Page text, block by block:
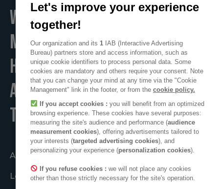
WE
MAKE
HOME
A POSITIVE PLACE
TO LIVE
Agir ensemble
Le collectif ADEO
Let's improve your experience
together!
Our organization and its 1 IAB (Interactive Advertising
Bureau) partners store and access information, such as
unique cookie identifiers to process personal data. Some
cookies are mandatory and others require your consent. Note
that you can change your mind at any time via the "Cookie
Management" link in the footer, or from the cookie policy.
If you accept cookies : you will benefit from an optimized
browsing experience. These cookies have several purposes:
measuring the site's audience and performance (audience
measurement cookies), offering advertisements tailored to
your interests (targeted advertising cookies), and
personalizing your experience (personalization cookies).
If you refuse cookies : we will not place any cookies
other than those strictly necessary for the site's operation.